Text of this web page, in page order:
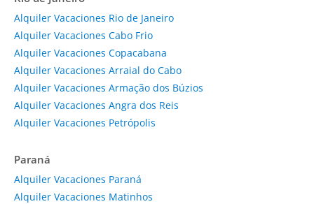
Alquiler Vacaciones Rio de Janeiro
Alquiler Vacaciones Cabo Frio
Alquiler Vacaciones Copacabana
Alquiler Vacaciones Arraial do Cabo
Alquiler Vacaciones Armação dos Búzios
Alquiler Vacaciones Angra dos Reis
Alquiler Vacaciones Petrópolis
Paraná
Alquiler Vacaciones Paraná
Alquiler Vacaciones Matinhos